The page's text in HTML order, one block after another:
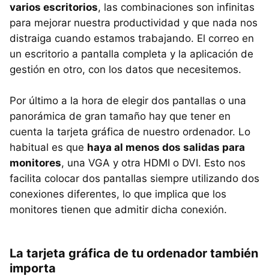
varios escritorios, las combinaciones son infinitas
para mejorar nuestra productividad y que nada nos
distraiga cuando estamos trabajando. El correo en
un escritorio a pantalla completa y la aplicación de
gestión en otro, con los datos que necesitemos.
Por último a la hora de elegir dos pantallas o una
panorámica de gran tamaño hay que tener en
cuenta la tarjeta gráfica de nuestro ordenador. Lo
habitual es que haya al menos dos salidas para
monitores, una VGA y otra HDMI o DVI. Esto nos
facilita colocar dos pantallas siempre utilizando dos
conexiones diferentes, lo que implica que los
monitores tienen que admitir dicha conexión.
La tarjeta gráfica de tu ordenador también
importa